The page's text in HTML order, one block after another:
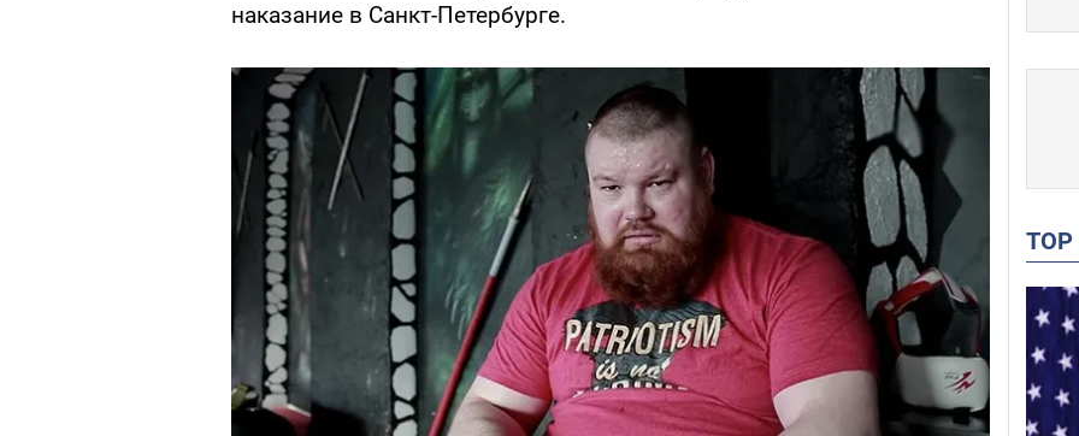
наказание в Санкт-Петербурге.